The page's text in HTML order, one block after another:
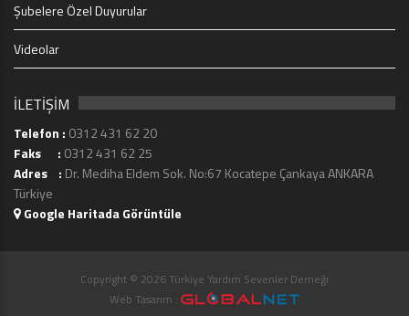
Şubelere Özel Duyurular
Videolar
İLETİŞİM
Telefon : 0312 431 62 20
Faks : 0312 431 62 25
Adres : Dr. Mediha Eldem Sok. No:67 Kocatepe Çankaya ANKARA
Türkiye
Google Haritada Görüntüle
Copyright © 2026 Türkiye Yardım Sevenler Derneği
Web Tasarım :